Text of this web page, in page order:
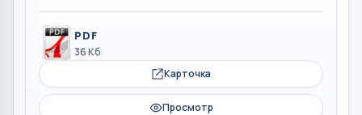
PDF
36 Кб
Карточка
Просмотр